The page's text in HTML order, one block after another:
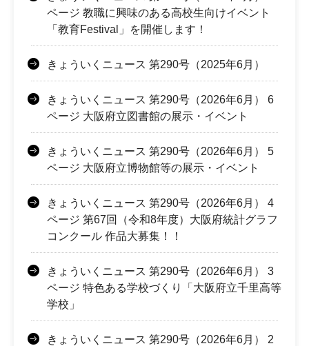
ページ 教職に興味のある高校生向けイベント
「教育Festival」を開催します！
きょういくニュース 第290号（2025年6月）
きょういくニュース 第290号（2026年6月） 6
ページ 大阪府立図書館の展示・イベント
きょういくニュース 第290号（2026年6月） 5
ページ 大阪府立博物館等の展示・イベント
きょういくニュース 第290号（2026年6月） 4
ページ 第67回（令和8年度）大阪府統計グラフ
コンクール 作品大募集！！
きょういくニュース 第290号（2026年6月） 3
ページ 特色ある学校づくり「大阪府立千里高等
学校」
きょういくニュース 第290号（2026年6月） 2